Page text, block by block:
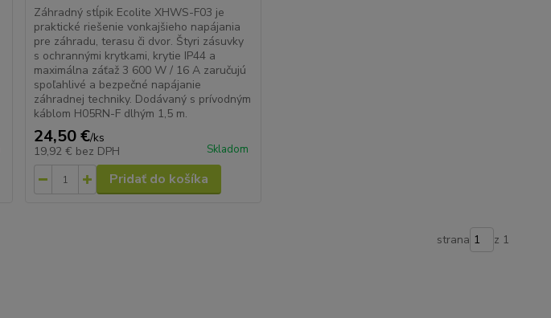
Záhradný stĺpik Ecolite XHWS-F03 je
praktické riešenie vonkajšieho napájania
pre záhradu, terasu či dvor. Štyri zásuvky
s ochrannými krytkami, krytie IP44 a
maximálna záťaž 3 600 W / 16 A zaručujú
spoľahlivé a bezpečné napájanie
záhradnej techniky. Dodávaný s prívodným
káblom H05RN-F dlhým 1,5 m.
24,50 €/ks
19,92 € bez DPH Skladom
Pridať do košíka
strana z 1